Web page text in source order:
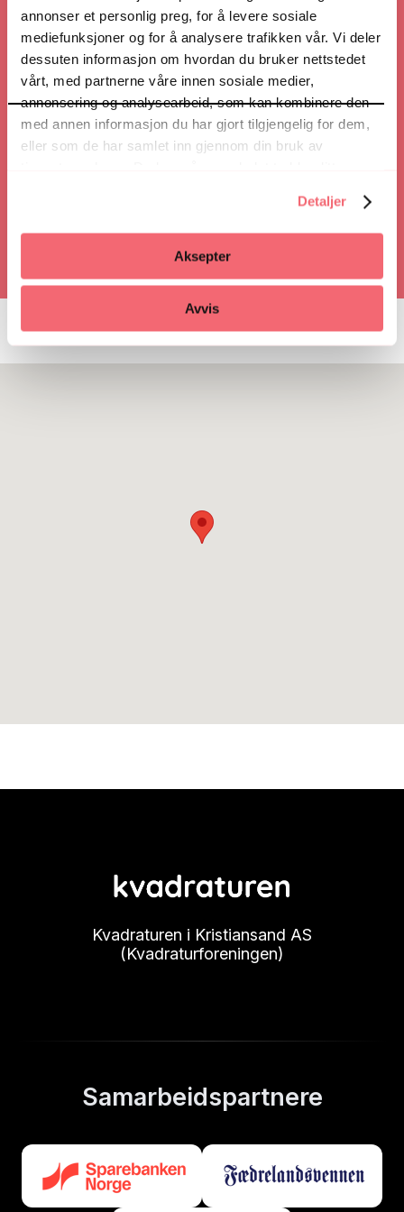
annonser et personlig preg, for å levere sosiale
mediefunksjoner og for å analysere trafikken vår. Vi deler
dessuten informasjon om hvordan du bruker nettstedet
vårt, med partnerne våre innen sosiale medier,
annonsering og analysearbeid, som kan kombinere den
med annen informasjon du har gjort tilgjengelig for dem,
eller som de har samlet inn gjennom din bruk av
Detaljer
Aksepter
Avvis
Nettsted
Veibeskrivelse
Kvadraturen i Kristiansand AS
(Kvadraturforeningen)
Samarbeidspartnere